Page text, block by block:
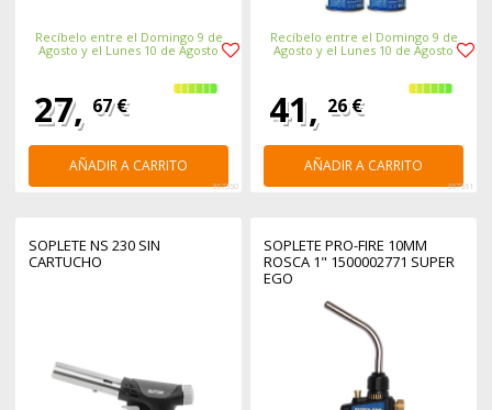
Recíbelo entre el Domingo 9 de
Agosto y el Lunes 10 de Agosto
27, 67 €
AÑADIR A CARRITO
367360
Recíbelo entre el Domingo 9 de
Agosto y el Lunes 10 de Agosto
41, 26 €
AÑADIR A CARRITO
367361
SOPLETE NS 230 SIN
CARTUCHO
SOPLETE PRO-FIRE 10MM
ROSCA 1" 1500002771 SUPER
EGO